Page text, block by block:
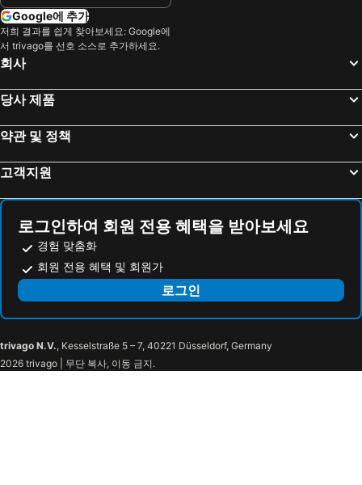
Google에 추가
저희 결과를 쉽게 찾아보세요: Google에
서 trivago를 선호 소스로 추가하세요.
회사
당사 제품
약관 및 정책
고객지원
로그인하여 회원 전용 혜택을 받아보세요
경험 맞춤화
회원 전용 혜택 및 회원가
로그인
trivago N.V., Kesselstraße 5 – 7, 40221 Düsseldorf, Germany
2026 trivago | 무단 복사, 이동 금지.